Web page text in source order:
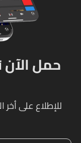
للإطلاع على أخر